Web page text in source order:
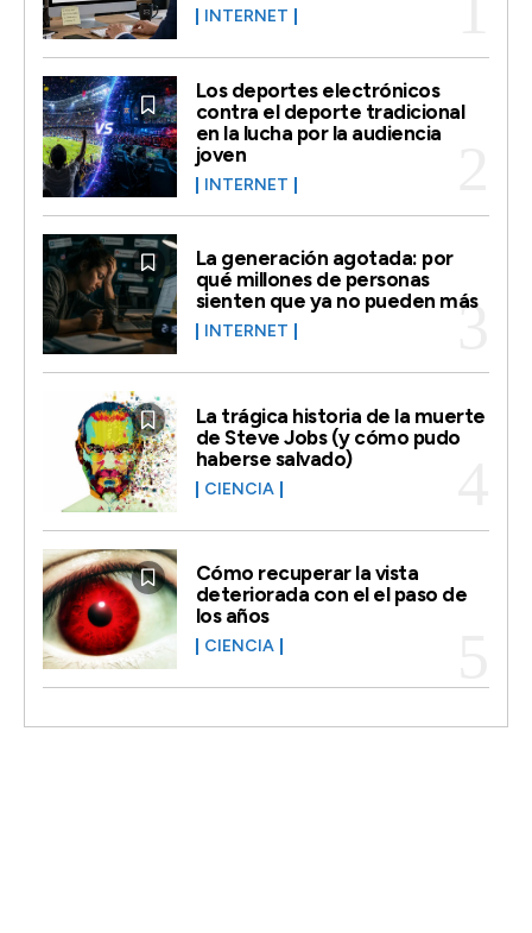
INTERNET
Los deportes electrónicos
contra el deporte tradicional
en la lucha por la audiencia
joven
INTERNET
La generación agotada: por
qué millones de personas
sienten que ya no pueden más
INTERNET
La trágica historia de la muerte
de Steve Jobs (y cómo pudo
haberse salvado)
CIENCIA
Cómo recuperar la vista
deteriorada con el el paso de
los años
CIENCIA